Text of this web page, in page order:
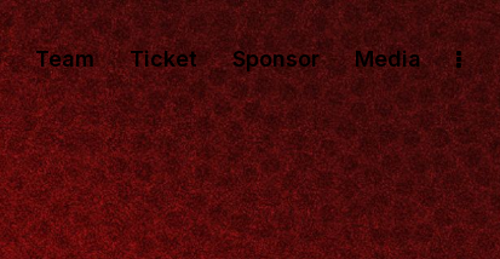
Team Ticket Sponsor Media